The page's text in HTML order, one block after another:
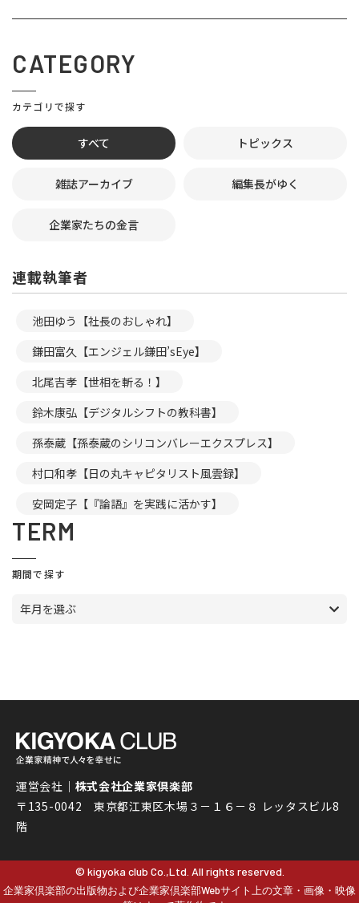
CATEGORY
カテゴリで探す
すべて トピックス
雑誌アーカイブ 編集長がゆく
企業家たちの金言
連載執筆者
池田ゆう【社長のおしゃれ】
鎌田富久【エンジェル鎌田’sEye】
北尾吉孝【世相を斬る！】
鈴木康弘【デジタルシフトの教科書】
孫泰蔵【孫泰蔵のシリコンバレーエクスプレス】
村口和孝【日の丸キャピタリスト風雲録】
安岡定子【『論語』を実践に活かす】
TERM
期間で探す
年月を選ぶ
運営会社｜ 株式会社企業家倶楽部
〒135-0042 東京都江東区木場３－１６－８ レッタスビル8
階
© kigyoka club Co.,Ltd. All rights reserved.
企業家倶楽部の出版物および企業家倶楽部Webサイト上の文章・画像・映像